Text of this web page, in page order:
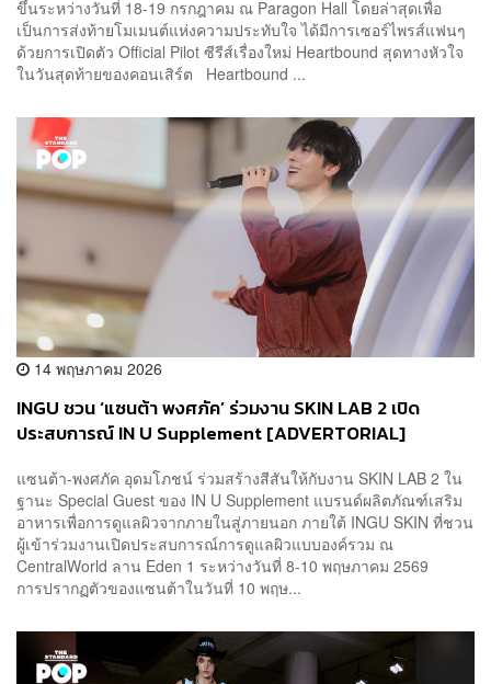
ขึ้นระหว่างวันที่ 18-19 กรกฎาคม ณ Paragon Hall โดยล่าสุดเพื่อ
เป็นการส่งท้ายโมเมนต์แห่งความประทับใจ ได้มีการเซอร์ไพรส์แฟนๆ
ด้วยการเปิดตัว Official Pilot ซีรีส์เรื่องใหม่ Heartbound สุดทางหัวใจ
ในวันสุดท้ายของคอนเสิร์ต Heartbound ...
14 พฤษภาคม 2026
INGU ชวน ‘แซนต้า พงศภัค’ ร่วมงาน SKIN LAB 2 เปิด
ประสบการณ์ IN U Supplement [ADVERTORIAL]
แซนต้า-พงศภัค อุดมโภชน์ ร่วมสร้างสีสันให้กับงาน SKIN LAB 2 ใน
ฐานะ Special Guest ของ IN U Supplement แบรนด์ผลิตภัณฑ์เสริม
อาหารเพื่อการดูแลผิวจากภายในสู่ภายนอก ภายใต้ INGU SKIN ที่ชวน
ผู้เข้าร่วมงานเปิดประสบการณ์การดูแลผิวแบบองค์รวม ณ
CentralWorld ลาน Eden 1 ระหว่างวันที่ 8-10 พฤษภาคม 2569
การปรากฏตัวของแซนต้าในวันที่ 10 พฤษ...